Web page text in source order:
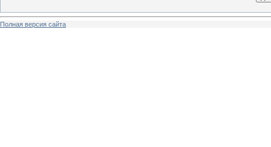
Полная версия сайта